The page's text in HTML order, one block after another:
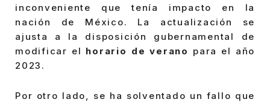
inconveniente que tenía impacto en la
nación de México. La actualización se
ajusta a la disposición gubernamental de
modificar el horario de verano para el año
2023.
Por otro lado, se ha solventado un fallo que